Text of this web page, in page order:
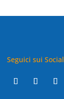
Seguici sui Social